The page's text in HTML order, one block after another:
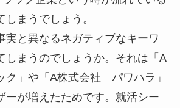
まうでしょう。
実と異なるネガティブなキーワ
しまうのでしょうか。それは「A
」や「A株式会社 パワハラ」
ーが増えたためです。就活シー